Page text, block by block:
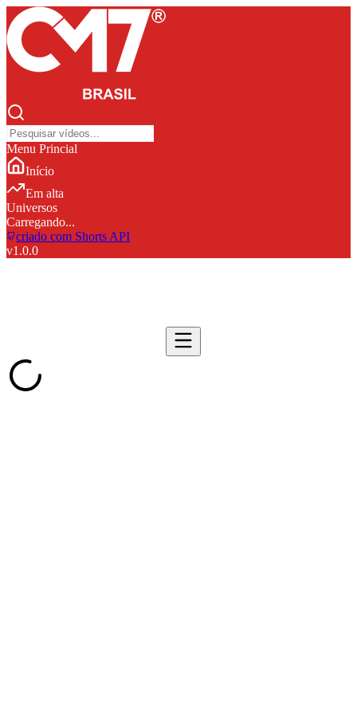
Menu Princial
Início
Em alta
Universos
Carregando...
criado com Shorts API
v1.0.0